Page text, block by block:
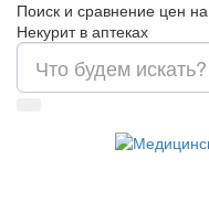
Поиск и сравнение цен на
Некурит в аптеках